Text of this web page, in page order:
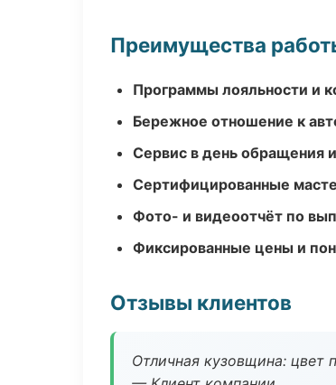
Преимущества
Программы лояльности и
Бережное отношение к
Сервис в день обращения
Сертифицированные
Фото- и видеоотчёт по
Фиксированные цены и
Отзывы клиентов
Отличная кузовщина: цвет